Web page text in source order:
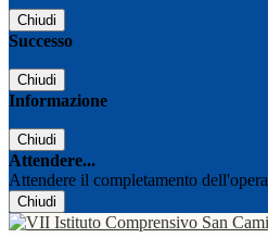
Chiudi
Successo
Chiudi
Informazione
Chiudi
Attendere...
Attendere il completamento
Chiudi